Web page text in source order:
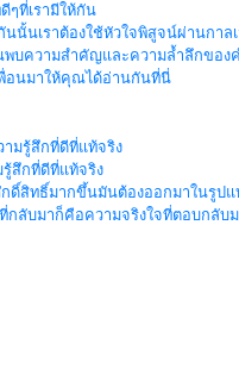
ๆที่เรามีให้กัน
นนั้นเราต้องใช้หัวใจพิสูจน์ผ่านกาล
บความสำคัญและความล้ำลึกของ
พื่อนมาให้คุณได้อ่านกันที่นี่
สึกที่ดีที่แท้จริง
ดิ์สิทธิ์มากขึ้นมันต้องออกมาในรูปแ
กลับมาก็คือความจริงใจที่ตอบกลับ